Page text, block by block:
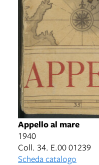
Appello al mare
1940
Coll. 34. E.00 01239
Scheda catalogo